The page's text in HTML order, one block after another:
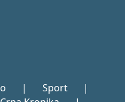
| Sport
|